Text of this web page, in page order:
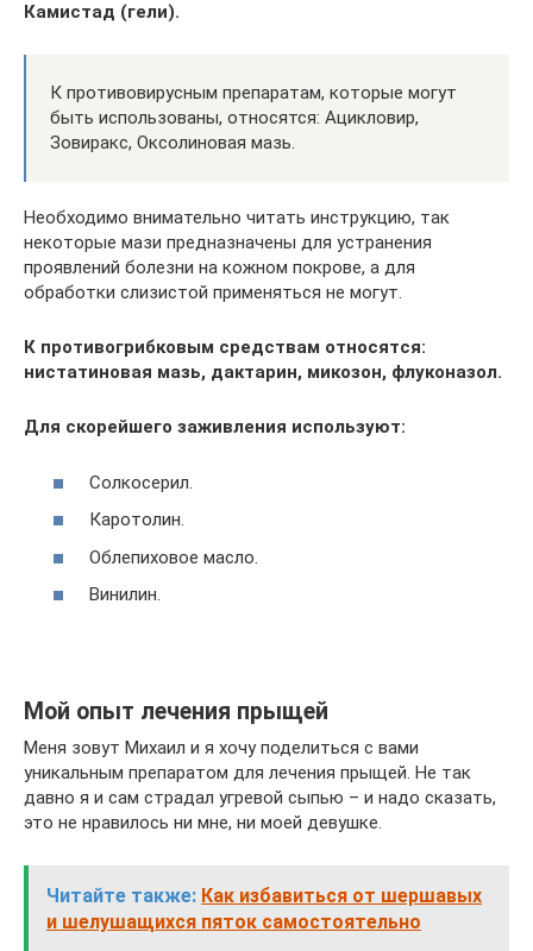
Камистад (гели).
К противовирусным препаратам, которые могут
быть использованы, относятся: Ацикловир,
Зовиракс, Оксолиновая мазь.
Необходимо внимательно читать инструкцию, так
некоторые мази предназначены для устранения
проявлений болезни на кожном покрове, а для
обработки слизистой применяться не могут.
К противогрибковым средствам относятся:
нистатиновая мазь, дактарин, микозон, флуконазол.
Для скорейшего заживления используют:
Солкосерил.
Каротолин.
Облепиховое масло.
Винилин.
Мой опыт лечения прыщей
Меня зовут Михаил и я хочу поделиться с вами
уникальным препаратом для лечения прыщей. Не так
давно я и сам страдал угревой сыпью – и надо сказать,
это не нравилось ни мне, ни моей девушке.
Читайте также: Как избавиться от шершавых
и шелушащихся пяток самостоятельно